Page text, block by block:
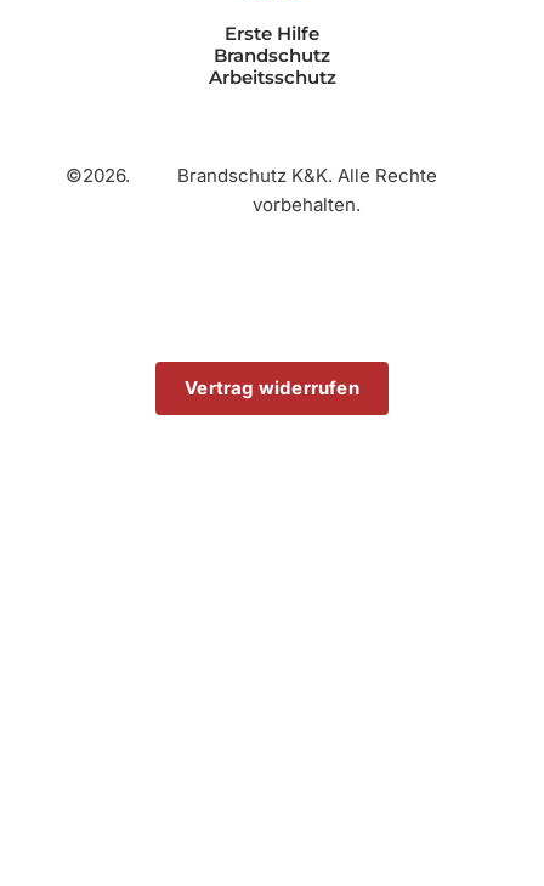
Erste Hilfe
Brandschutz
Arbeitsschutz
©2026.
Brandschutz K&K. Alle Rechte
vorbehalten.
Vertrag widerrufen